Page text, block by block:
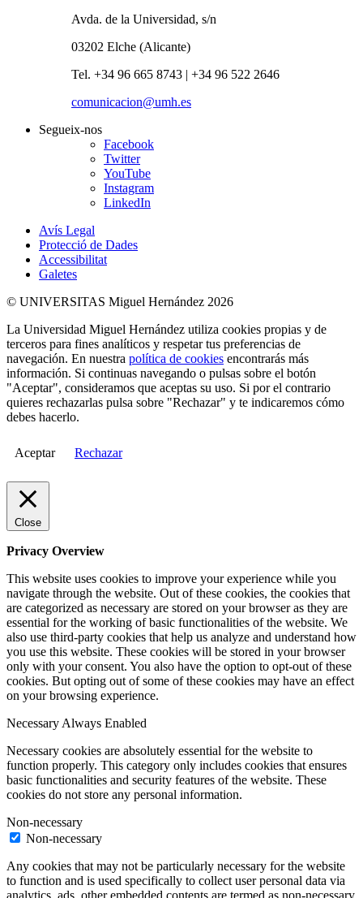
Avda. de la Universidad, s/n
03202 Elche (Alicante)
Tel. +34 96 665 8743 | +34 96 522 2646
comunicacion@umh.es
Segueix-nos
Facebook
Twitter
YouTube
Instagram
LinkedIn
Avís Legal
Protecció de Dades
Accessibilitat
Galetes
© UNIVERSITAS Miguel Hernández 2026
La Universidad Miguel Hernández utiliza cookies propias y de
terceros para fines analíticos y respetar tus preferencias de
navegación. En nuestra política de cookies encontrarás más
información. Si continuas navegando o pulsas sobre el botón
"Aceptar", consideramos que aceptas su uso. Si por el contrario
quieres rechazarlas pulsa sobre "Rechazar" y te indicaremos cómo
debes hacerlo.
Aceptar Rechazar
Close
Privacy Overview
This website uses cookies to improve your experience while you
navigate through the website. Out of these cookies, the cookies that
are categorized as necessary are stored on your browser as they are
essential for the working of basic functionalities of the website. We
also use third-party cookies that help us analyze and understand how
you use this website. These cookies will be stored in your browser
only with your consent. You also have the option to opt-out of these
cookies. But opting out of some of these cookies may have an effect
on your browsing experience.
NecessaryAlways Enabled
Necessary cookies are absolutely essential for the website to
function properly. This category only includes cookies that ensures
basic functionalities and security features of the website. These
cookies do not store any personal information.
Non-necessary
Non-necessary
Any cookies that may not be particularly necessary for the website
to function and is used specifically to collect user personal data via